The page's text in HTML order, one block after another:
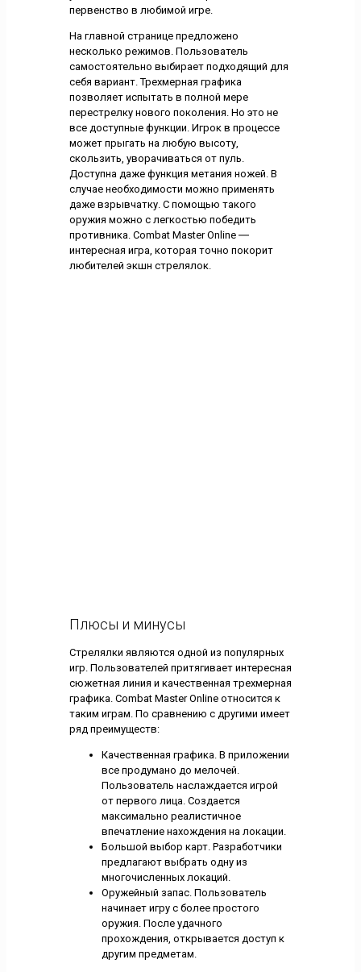
первенство в любимой игре.
На главной странице предложено
несколько режимов. Пользователь
самостоятельно выбирает подходящий для
себя вариант. Трехмерная графика
позволяет испытать в полной мере
перестрелку нового поколения. Но это не
все доступные функции. Игрок в процессе
может прыгать на любую высоту,
скользить, уворачиваться от пуль.
Доступна даже функция метания ножей. В
случае необходимости можно применять
даже взрывчатку. С помощью такого
оружия можно с легкостью победить
противника. Combat Master Online ―
интересная игра, которая точно покорит
любителей экшн стрелялок.
Плюсы и минусы
Стрелялки являются одной из популярных
игр. Пользователей притягивает интересная
сюжетная линия и качественная трехмерная
графика. Combat Master Online относится к
таким играм. По сравнению с другими имеет
ряд преимуществ:
Качественная графика. В приложении
все продумано до мелочей.
Пользователь наслаждается игрой
от первого лица. Создается
максимально реалистичное
впечатление нахождения на локации.
Большой выбор карт. Разработчики
предлагают выбрать одну из
многочисленных локаций.
Оружейный запас. Пользователь
начинает игру с более простого
оружия. После удачного
прохождения, открывается доступ к
другим предметам.